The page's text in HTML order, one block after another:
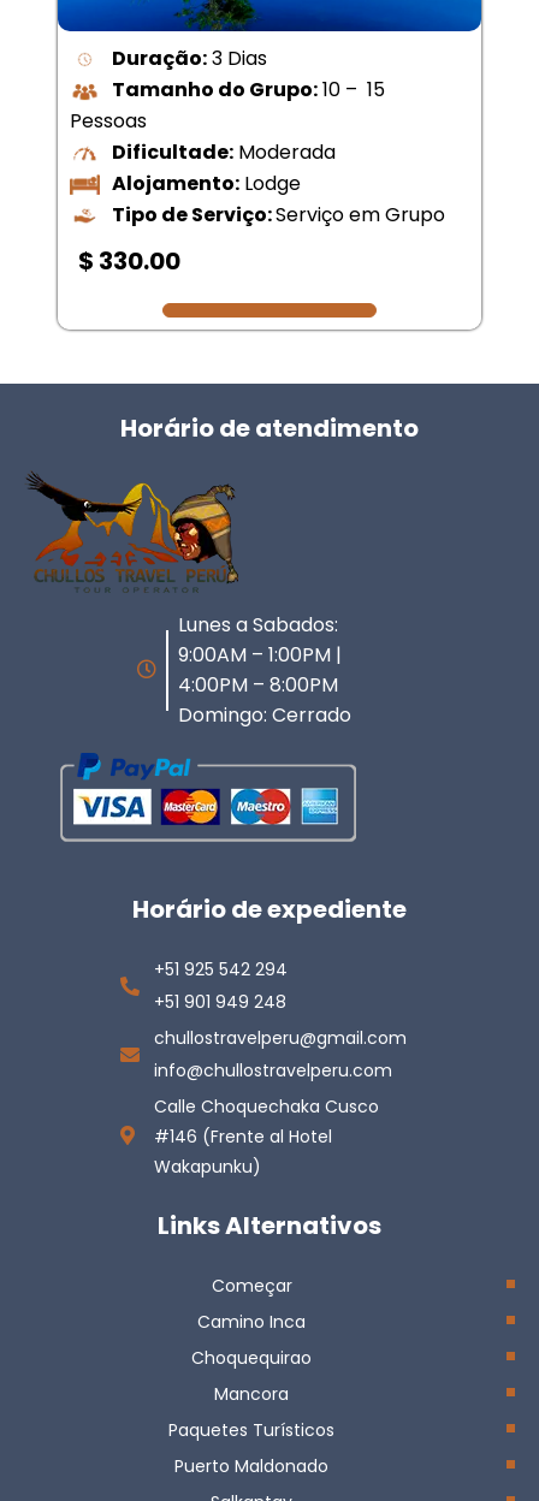
Duração:3 Dias
Tamanho do Grupo:10 – 15
Pessoas
Dificultade:Moderada
Alojamento:Lodge
Tipo de Serviço:Serviço em Grupo
$ 330.00
Horário de atendimento
Lunes a Sabados:
9:00AM – 1:00PM |
4:00PM – 8:00PM
Domingo: Cerrado
Horário de expediente
+51 925 542 294
+51 901 949 248
chullostravelperu@gmail.com
info@chullostravelperu.com
Calle Choquechaka Cusco
#146 (Frente al Hotel
Wakapunku)
Links Alternativos
Começar
Camino Inca
Choquequirao
Mancora
Paquetes Turísticos
Puerto Maldonado